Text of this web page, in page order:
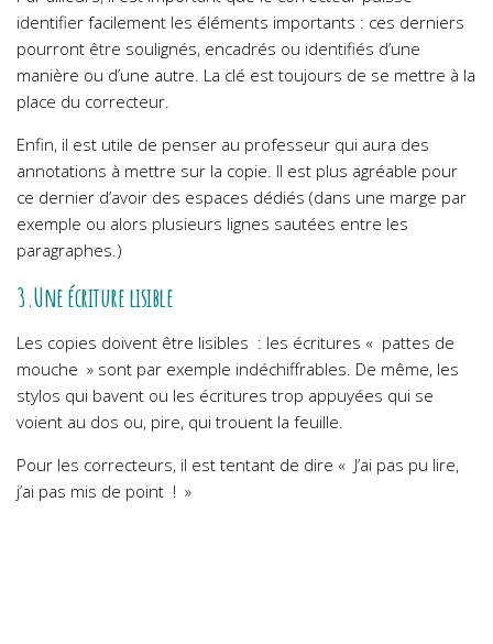
identifier facilement les éléments importants : ces derniers
pourront être soulignés, encadrés ou identifiés d’une
manière ou d’une autre. La clé est toujours de se mettre à la
place du correcteur.
Enfin, il est utile de penser au professeur qui aura des
annotations à mettre sur la copie. Il est plus agréable pour
ce dernier d’avoir des espaces dédiés (dans une marge par
exemple ou alors plusieurs lignes sautées entre les
paragraphes.)
3.Une écriture lisible
Les copies doivent être lisibles : les écritures « pattes de
mouche » sont par exemple indéchiffrables. De même, les
stylos qui bavent ou les écritures trop appuyées qui se
voient au dos ou, pire, qui trouent la feuille.
Pour les correcteurs, il est tentant de dire « J’ai pas pu lire,
j’ai pas mis de point ! »